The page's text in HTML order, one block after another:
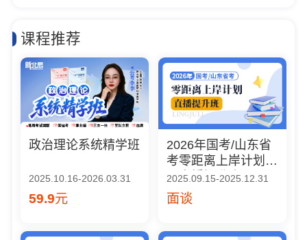
课程推荐
政治理论系统精学班
2025.10.16-2026.03.31
59.9元
2026年国考/山东省
考零距离上岸计划
（直播提升班）
2025.09.15-2025.12.31
面谈